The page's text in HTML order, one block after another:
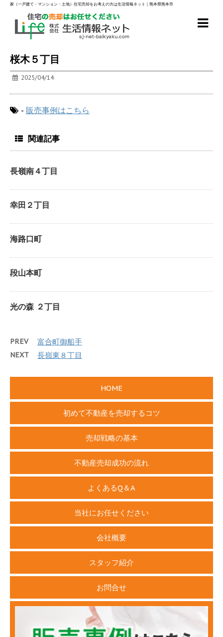
家（一戸建て・マンション・土地）住宅売却をお考えの方は生活情報ネット｜熊本県熊本市
桜木５丁目
2025/04/14
- 販売事例はこちら
関連記事
長嶺南４丁目
幸田２丁目
海路口町
段山本町
光の森 ２丁目
PREV 富合町御船手
NEXT 長嶺東８丁目
HOME
初めて不動産を売却するコツ
売却戦略の基本
不動産売却成功の流れ
よくあるQ＆A
当社にお任せください
会社概要
スタッフ紹介
お問合せ